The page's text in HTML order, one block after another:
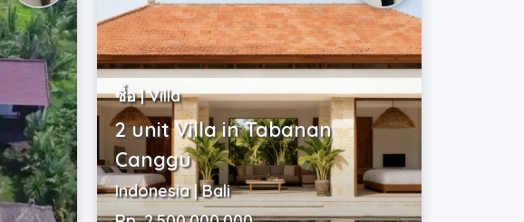
ซื้อ | Villa
2 unit Villa in Tabanan
Canggu
Indonesia | Bali